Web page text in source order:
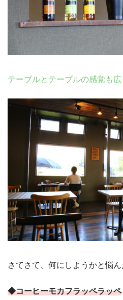
テーブルとテーブルの感覚も
さてさて、何にしようかと悩ん
◆コーヒーモカフラッペラッペ